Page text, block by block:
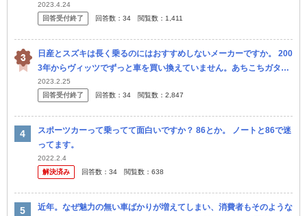
粛性もなく乗り心地も良くありません。内装も安っぽいですし。 私
はノー...
2023.4.24
回答受付終了
回答数： 34 閲覧数： 1,411
日産とスズキは長く乗るのにはおすすめしないメーカーですか。 200
3年からヴィッツでずっと車を買い換えていません。あちこちガタも
きているので、今のヴィッツを廃車にして、新車を買おうと思ってい
ます。 夫
2023.2.25
回答受付終了
回答数： 34 閲覧数： 2,847
スポーツカーって乗ってて面白いですか？ 86とか。 ノートと86で迷
ってます。
2022.2.4
解決済み
回答数： 34 閲覧数： 638
近年。なぜ魅力の無い車ばかりが増えてしまい、消費者もそのような